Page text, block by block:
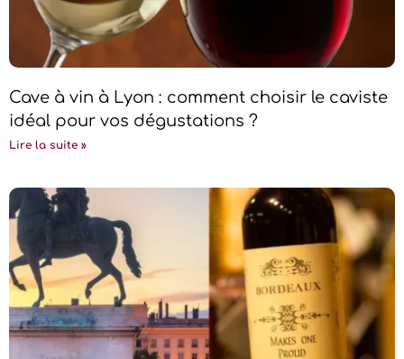
Cave à vin à Lyon : comment choisir le caviste
idéal pour vos dégustations ?
Lire la suite »